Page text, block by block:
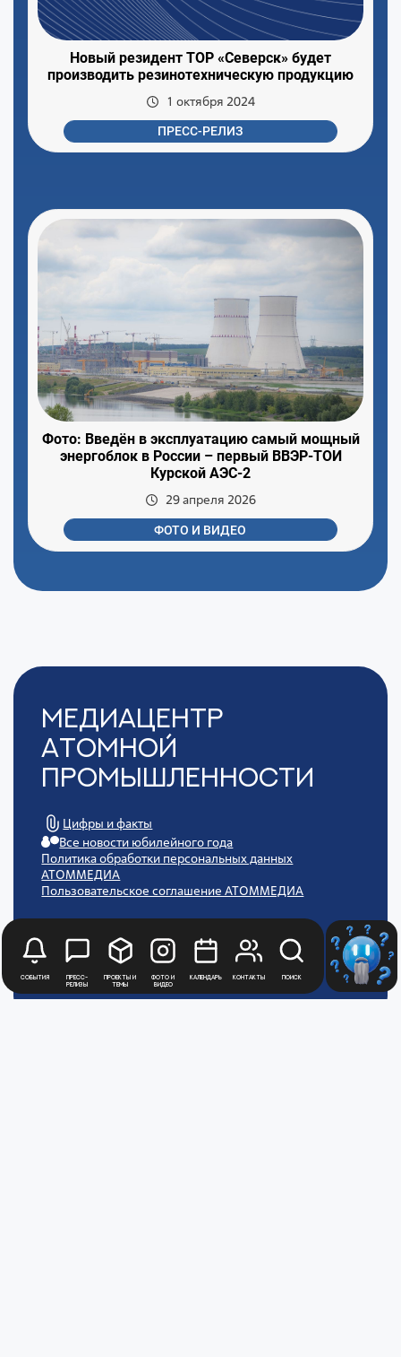
События
Пресс-
релизы
Проекты и
темы
Фото и
видео
Календарь Контакты Поиск
Новый резидент ТОР «Северск» будет
производить резинотехническую продукцию
1 октября 2024
ПРЕСС-РЕЛИЗ
Фото: Введён в эксплуатацию самый мощный
энергоблок в России – первый ВВЭР-ТОИ
Курской АЭС-2
29 апреля 2026
ФОТО И ВИДЕО
Медиацентр
Атомной
Промышленности
Цифры и факты
Все новости юбилейного года
Политика обработки персональных данных
АТОММЕДИА
Пользовательское соглашение АТОММЕДИА